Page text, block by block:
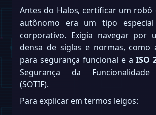
Antes do Halos, certificar um robô
autônomo era um tipo
corporativo. Exigia navegar por
densa de siglas e normas,
para segurança funcional e aISO
Segurança da Funcionalidade
(SOTIF).
Para explicar em termos leigos: